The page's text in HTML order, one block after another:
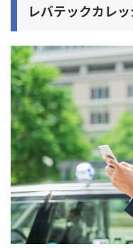
レバテックカレ